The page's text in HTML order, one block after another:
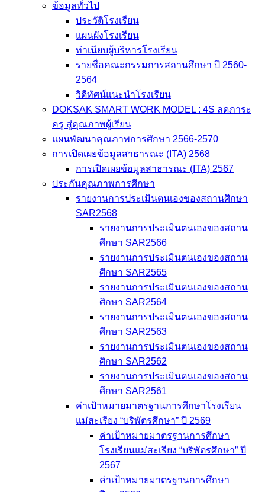
ข้อมูลทั่วไป
ประวัติโรงเรียน
แผนผังโรงเรียน
ทำเนียบผู้บริหารโรงเรียน
รายชื่อคณะกรรมการสถานศึกษา ปี 2560-
2564
วิดีทัศน์แนะนำโรงเรียน
DOKSAK SMART WORK MODEL : 4S ลดภาระ
ครู สู่คุณภาพผู้เรียน
แผนพัฒนาคุณภาพการศึกษา 2566-2570
การเปิดเผยข้อมูลสาธารณะ (ITA) 2568
การเปิดเผยข้อมูลสาธารณะ (ITA) 2567
ประกันคุณภาพการศึกษา
รายงานการประเมินตนเองของสถานศึกษา
SAR2568
รายงานการประเมินตนเองของสถาน
ศึกษา SAR2566
รายงานการประเมินตนเองของสถาน
ศึกษา SAR2565
รายงานการประเมินตนเองของสถาน
ศึกษา SAR2564
รายงานการประเมินตนเองของสถาน
ศึกษา SAR2563
รายงานการประเมินตนเองของสถาน
ศึกษา SAR2562
รายงานการประเมินตนเองของสถาน
ศึกษา SAR2561
ค่าเป้าหมายมาตรฐานการศึกษาโรงเรียน
แม่สะเรียง “บริพัตรศึกษา” ปี 2569
ค่าเป้าหมายมาตรฐานการศึกษา
โรงเรียนแม่สะเรียง “บริพัตรศึกษา” ปี
2567
ค่าเป้าหมายมาตรฐานการศึกษา